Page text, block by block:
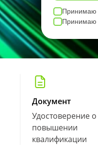
Принимаю
Принимаю
Документ
Удостоверение о
повышении
квалификации